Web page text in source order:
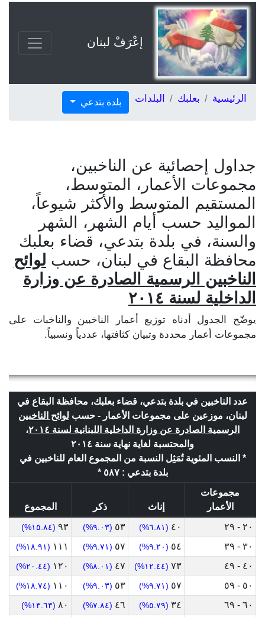
إعْرَفْ لبنان
الرئيسية بعلبك البلدات بلدة بتدعي
جداول إحصائية عن الناخبين،
مجموعات الأعمار، المتوسط،
المستقيم المتوسط والأكثر شيوعاً،
المواليد حسب أيام الشهر، الشهر
والسنة، في بلدة بتدعي، قضاء بعلبك
محافظة البقاع في لبنان، حسب لوائح
الناخبين الرسمية الصادرة عن وزارة
الداخلية لسنة ٢٠١٤
يوضّح الجدول أدناه توزيع أعمار الناخبين والناخبات على
مجموعات أعمار محددة وتبيان كثافتها، عددياً ونسبياً.
عدد الناخبين في بلدة بتدعي، قضاء بعلبك، محافظة البقاع في
لبنان، موزعين على مجموعات الأعمار - حسب لوائح الناخبين
الرسمية الصادرة عن وزارة الداخلية اللبنانية لسنة ٢٠١٤
،
والمحتسبة لغاية نهاية سنة ٢٠١٤
* النسب المئوية تُمَثِل النسبة من المجموع العام للناخبين في
بلدة بتدعي : ٥٨٧ *
مجموعات
الأعمار
إناث ذكر
المجموع
٢٠ - ٢٩
٤٠ (٦.٨١%) ٥٣ (٩.٠٣%) ٩٣ (١٥.٨٤%)
٣٠ - ٣٩ ٥٤ (٩.٢٠%) ٥٧ (٩.٧١%) ١١١ (١٨.٩١%)
٤٠ - ٤٩ ٧٣ (١٢.٤٤%) ٤٧ (٨.٠١%) ١٢٠ (٢٠.٤٤%)
٥٠ - ٥٩ ٥٧ (٩.٧١%) ٥٣ (٩.٠٣%) ١١٠ (١٨.٧٤%)
٦٠ - ٦٩ ٣٤ (٥.٧٩%) ٤٦ (٧.٨٤%) ٨٠ (١٣.٦٣%)